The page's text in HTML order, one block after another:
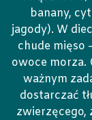
banany,
jagody). W
chude mięso
owoce morza.
ważnym
dostarczać
zwierzęcego,